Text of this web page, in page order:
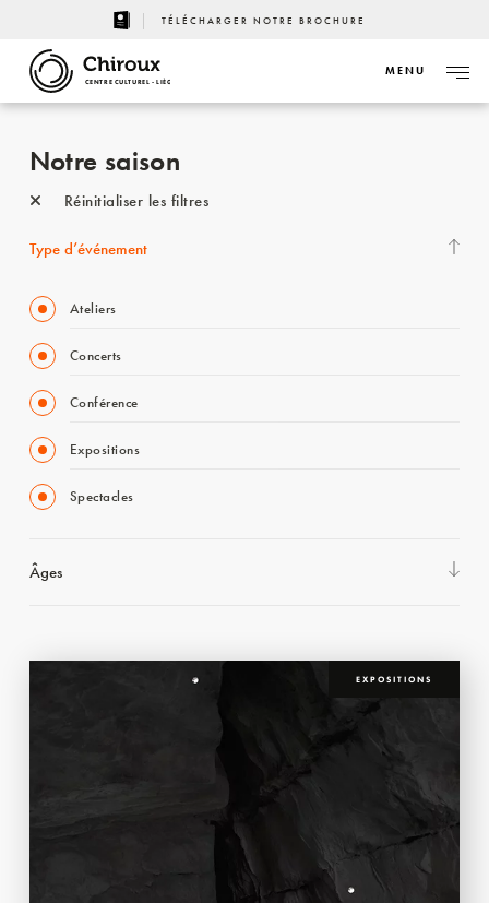
TÉLÉCHARGER NOTRE BROCHURE
CENTRE CULTUREL - LIÈGE
MENU
Notre saison
Réinitialiser les filtres
Type d’événement
Ateliers
Concerts
Conférence
Expositions
Spectacles
Âges
EXPOSITIONS